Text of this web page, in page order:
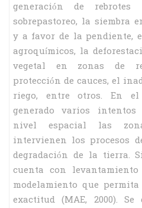
generación de
sobrepastoreo, la siembra
y a favor de la pendiente,
agroquímicos, la
vegetal en zonas de
protección de cauces, el
riego, entre otros. En
generado varios
nivel espacial las
intervienen los procesos
degradación de la tierra.
cuenta con
modelamiento que
exactitud (MAE, 2000).